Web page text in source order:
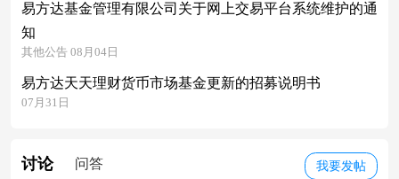
易方达基金管理有限公司关于网上交易平台系统维护的通
知
其他公告 08月04日
易方达天天理财货币市场基金更新的招募说明书
07月31日
我要发帖
讨论 问答